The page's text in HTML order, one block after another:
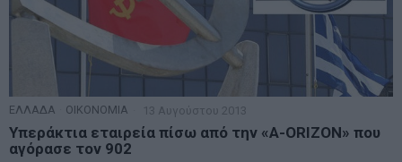
ΕΛΛΑΔΑ ΟΙΚΟΝΟΜΙΑ 13 Αυγούστου 2013
Υπεράκτια εταιρεία πίσω από την «Α-ORIZON» που
αγόρασε τον 902